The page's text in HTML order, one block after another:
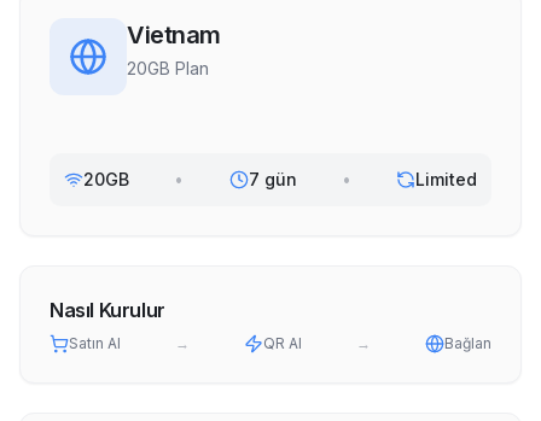
Vietnam
20GB Plan
20GB • 7 gün • Limited
Nasıl Kurulur
Satın Al → QR Al → Bağlan